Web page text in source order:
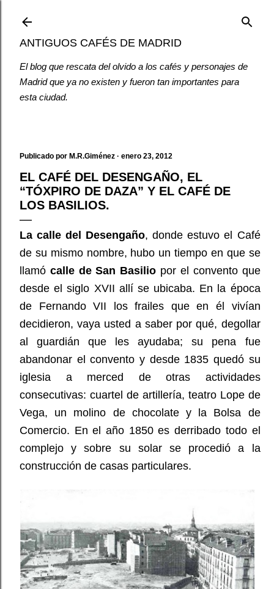
ANTIGUOS CAFÉS DE MADRID
El blog que rescata del olvido a los cafés y personajes de
Madrid que ya no existen y fueron tan importantes para
esta ciudad.
Publicado por M.R.Giménez enero 23, 2012
EL CAFÉ DEL DESENGAÑO, EL
“TÓXPIRO DE DAZA” Y EL CAFÉ DE
LOS BASILIOS.
La calle del Desengaño, donde estuvo el Café
de su mismo nombre, hubo un tiempo en que se
llamó calle de San Basilio por el convento que
desde el siglo XVII allí se ubicaba. En la época
de Fernando VII los frailes que en él vivían
decidieron, vaya usted a saber por qué, degollar
al guardián que les ayudaba; su pena fue
abandonar el convento y desde 1835 quedó su
iglesia a merced de otras actividades
consecutivas: cuartel de artillería, teatro Lope de
Vega, un molino de chocolate y la Bolsa de
Comercio. En el año 1850 es derribado todo el
complejo y sobre su solar se procedió a la
construcción de casas particulares.